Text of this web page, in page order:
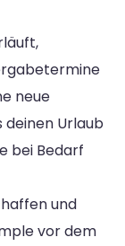
neue
deinen Urlaub
bei Bedarf
und
vor dem